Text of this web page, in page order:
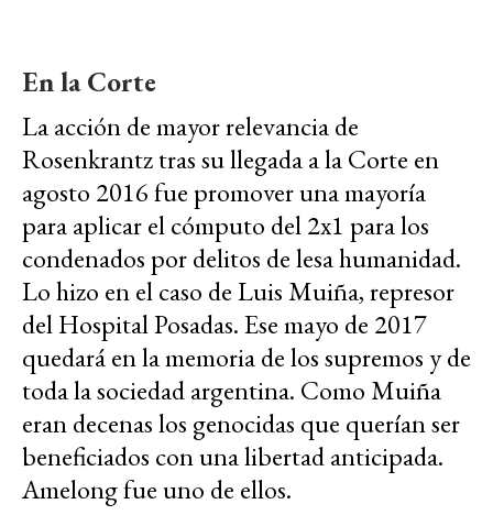
En la Corte
La acción de mayor relevancia de
Rosenkrantz tras su llegada a la Corte en
agosto 2016 fue promover una mayoría
para aplicar el cómputo del 2x1 para los
condenados por delitos de lesa humanidad.
Lo hizo en el caso de Luis Muiña, represor
del Hospital Posadas. Ese mayo de 2017
quedará en la memoria de los supremos y de
toda la sociedad argentina. Como Muiña
eran decenas los genocidas que querían ser
beneficiados con una libertad anticipada.
Amelong fue uno de ellos.